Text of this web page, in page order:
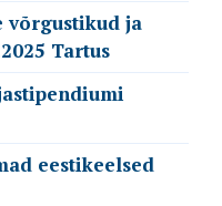
võrgustikud ja
Tartus
eestikeelsed